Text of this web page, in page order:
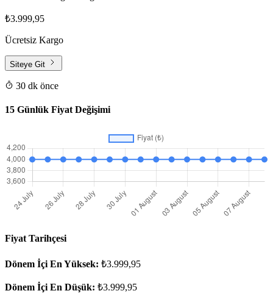
₺3.999,95
Ücretsiz Kargo
Siteye Git
30 dk önce
15 Günlük Fiyat Değişimi
Fiyat Tarihçesi
Dönem İçi En Yüksek: ₺3.999,95
Dönem İçi En Düşük: ₺3.999,95